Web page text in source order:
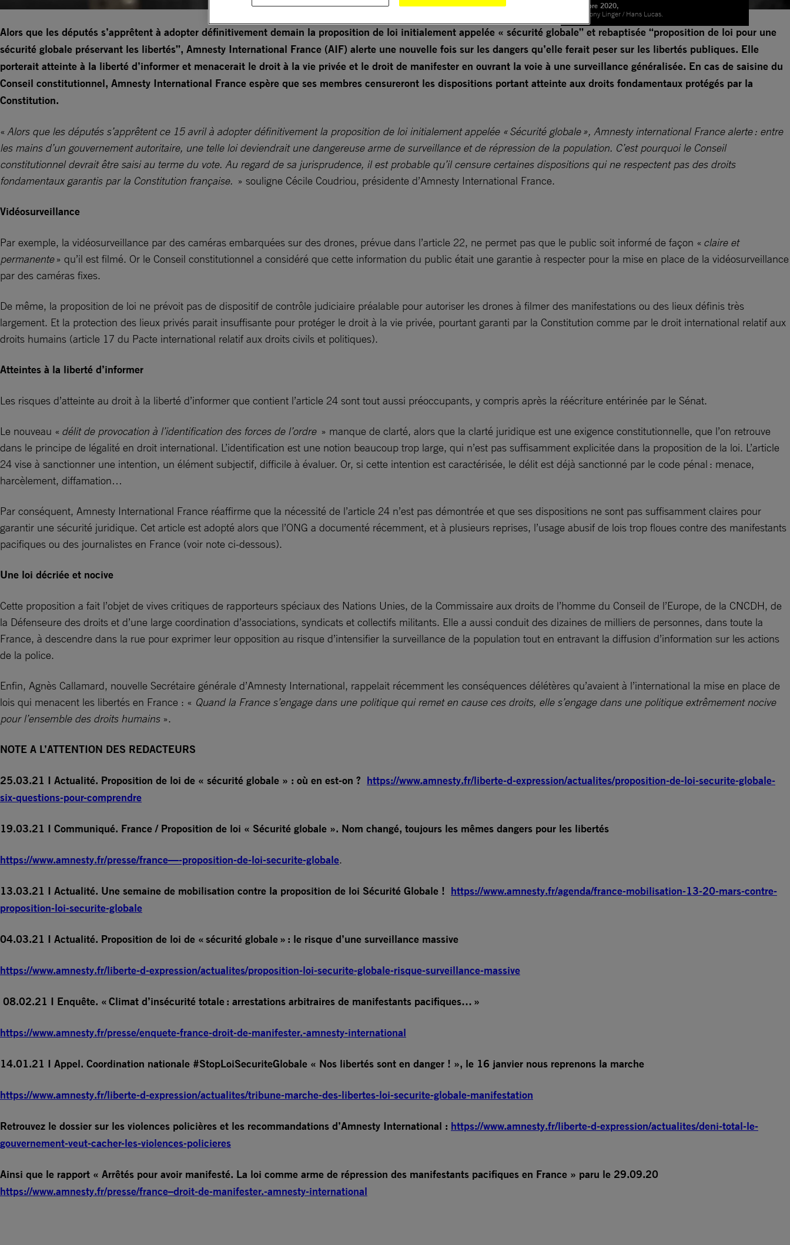
novembre 2020,
© Anthony Linger / Hans Lucas.
Alors que les députés s’apprêtent à adopter définitivement demain la proposition de loi initialement appelée « sécurité globale” et rebaptisée “proposition de loi pour une
sécurité globale préservant les libertés”, Amnesty International France (AIF) alerte une nouvelle fois sur les dangers qu’elle ferait peser sur les libertés publiques. Elle
porterait atteinte à la liberté d’informer et menacerait le droit à la vie privée et le droit de manifester en ouvrant la voie à une surveillance généralisée. En cas de saisine du
Conseil constitutionnel, Amnesty International France espère que ses membres censureront les dispositions portant atteinte aux droits fondamentaux protégés par la
Constitution.
« Alors que les députés s’apprêtent ce 15 avril à adopter définitivement la proposition de loi initialement appelée « Sécurité globale », Amnesty international France alerte : entre
les mains d’un gouvernement autoritaire, une telle loi deviendrait une dangereuse arme de surveillance et de répression de la population. C’est pourquoi le Conseil
constitutionnel devrait être saisi au terme du vote. Au regard de sa jurisprudence, il est probable qu’il censure certaines dispositions qui ne respectent pas des droits
fondamentaux garantis par la Constitution française. » souligne Cécile Coudriou, présidente d’Amnesty International France.
Vidéosurveillance
Par exemple, la vidéosurveillance par des caméras embarquées sur des drones, prévue dans l’article 22, ne permet pas que le public soit informé de façon « claire et
permanente» qu’il est filmé. Or le Conseil constitutionnel a considéré que cette information du public était une garantie à respecter pour la mise en place de la vidéosurveillance
par des caméras fixes.
De même, la proposition de loi ne prévoit pas de dispositif de contrôle judiciaire préalable pour autoriser les drones à filmer des manifestations ou des lieux définis très
largement. Et la protection des lieux privés parait insuffisante pour protéger le droit à la vie privée, pourtant garanti par la Constitution comme par le droit international relatif aux
droits humains (article 17 du Pacte international relatif aux droits civils et politiques).
Atteintes à la liberté d’informer
Les risques d’atteinte au droit à la liberté d’informer que contient l’article 24 sont tout aussi préoccupants, y compris après la réécriture entérinée par le Sénat.
Le nouveau « délit de provocation à l’identification des forces de l’ordre » manque de clarté, alors que la clarté juridique est une exigence constitutionnelle, que l’on retrouve
dans le principe de légalité en droit international. L’identification est une notion beaucoup trop large, qui n’est pas suffisamment explicitée dans la proposition de la loi. L’article
24 vise à sanctionner une intention, un élément subjectif, difficile à évaluer. Or, si cette intention est caractérisée, le délit est déjà sanctionné par le code pénal : menace,
harcèlement, diffamation…
Par conséquent, Amnesty International France réaffirme que la nécessité de l’article 24 n’est pas démontrée et que ses dispositions ne sont pas suffisamment claires pour
garantir une sécurité juridique. Cet article est adopté alors que l’ONG a documenté récemment, et à plusieurs reprises, l’usage abusif de lois trop floues contre des manifestants
pacifiques ou des journalistes en France (voir note ci-dessous).
Une loi décriée et nocive
Cette proposition a fait l’objet de vives critiques de rapporteurs spéciaux des Nations Unies, de la Commissaire aux droits de l’homme du Conseil de l’Europe, de la CNCDH, de
la Défenseure des droits et d’une large coordination d’associations, syndicats et collectifs militants. Elle a aussi conduit des dizaines de milliers de personnes, dans toute la
France, à descendre dans la rue pour exprimer leur opposition au risque d’intensifier la surveillance de la population tout en entravant la diffusion d’information sur les actions
de la police.
Enfin, Agnès Callamard, nouvelle Secrétaire générale d’Amnesty International, rappelait récemment les conséquences délétères qu’avaient à l’international la mise en place de
lois qui menacent les libertés en France : « Quand la France s’engage dans une politique qui remet en cause ces droits, elle s’engage dans une politique extrêmement nocive
pour l’ensemble des droits humains ».
NOTE A L’ATTENTION DES REDACTEURS
25.03.21 I Actualité. Proposition de loi de « sécurité globale » : où en est-on ? https://www.amnesty.fr/liberte-d-expression/actualites/proposition-de-loi-securite-globale-
six-questions-pour-comprendre
19.03.21 I Communiqué. France / Proposition de loi « Sécurité globale ». Nom changé, toujours les mêmes dangers pour les libertés
https://www.amnesty.fr/presse/france—-proposition-de-loi-securite-globale.
13.03.21 I Actualité. Une semaine de mobilisation contre la proposition de loi Sécurité Globale ! https://www.amnesty.fr/agenda/france-mobilisation-13-20-mars-contre-
proposition-loi-securite-globale
04.03.21 I Actualité. Proposition de loi de « sécurité globale » : le risque d’une surveillance massive
https://www.amnesty.fr/liberte-d-expression/actualites/proposition-loi-securite-globale-risque-surveillance-massive
08.02.21 I Enquête. « Climat d’insécurité totale : arrestations arbitraires de manifestants pacifiques… »
https://www.amnesty.fr/presse/enquete-france-droit-de-manifester.-amnesty-international
14.01.21 I Appel. Coordination nationale #StopLoiSecuriteGlobale « Nos libertés sont en danger ! », le 16 janvier nous reprenons la marche
https://www.amnesty.fr/liberte-d-expression/actualites/tribune-marche-des-libertes-loi-securite-globale-manifestation
Retrouvez le dossier sur les violences policières et les recommandations d’Amnesty International : https://www.amnesty.fr/liberte-d-expression/actualites/deni-total-le-
gouvernement-veut-cacher-les-violences-policieres
Ainsi que le rapport « Arrêtés pour avoir manifesté. La loi comme arme de répression des manifestants pacifiques en France » paru le 29.09.20
https://www.amnesty.fr/presse/france–droit-de-manifester.-amnesty-international